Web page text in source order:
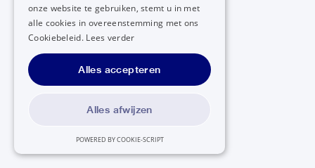
onze website te gebruiken, stemt u in met
alle cookies in overeenstemming met ons
Cookiebeleid. Lees verder
Alles accepteren
Alles afwijzen
POWERED BY COOKIE-SCRIPT